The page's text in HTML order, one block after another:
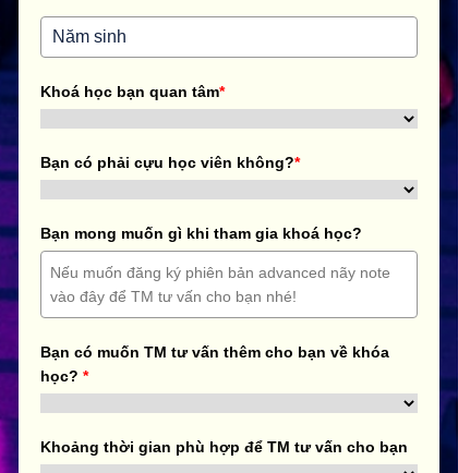
Khoá học bạn quan tâm*
Bạn có phải cựu học viên không?*
Bạn mong muốn gì khi tham gia khoá học?
Bạn có muốn TM tư vấn thêm cho bạn về khóa
học? *
Khoảng thời gian phù hợp để TM tư vấn cho bạn